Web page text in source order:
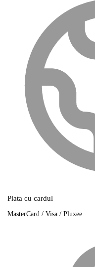
Plata cu cardul
MasterCard / Visa / Pluxee